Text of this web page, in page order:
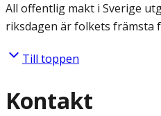
All offentlig makt i Sverige
riksdagen är folkets främsta
Till toppen
Kontakt